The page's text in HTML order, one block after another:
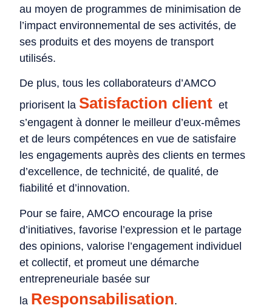
au moyen de programmes de minimisation de
l’impact environnemental de ses activités, de
ses produits et des moyens de transport
utilisés.
De plus, tous les collaborateurs d’AMCO
priorisent la Satisfaction client et
s’engagent à donner le meilleur d’eux-mêmes
et de leurs compétences en vue de satisfaire
les engagements auprès des clients en termes
d’excellence, de technicité, de qualité, de
fiabilité et d’innovation.
Pour se faire, AMCO encourage la prise
d’initiatives, favorise l’expression et le partage
des opinions, valorise l’engagement individuel
et collectif, et promeut une démarche
entrepreneuriale basée sur
la Responsabilisation.